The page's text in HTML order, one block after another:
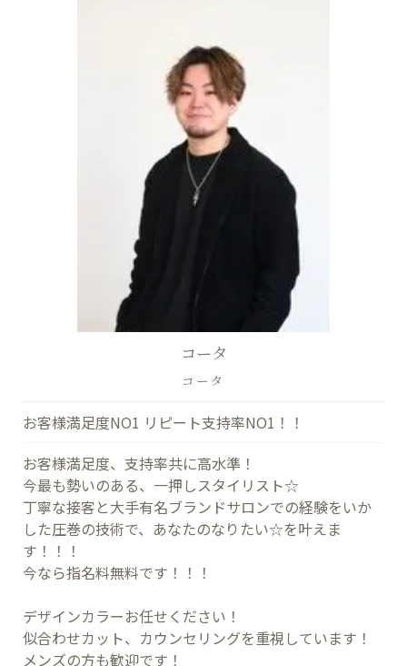
コータ
コータ
お客様満足度NO1 リピート支持率NO1！！
お客様満足度、支持率共に高水準！
今最も勢いのある、一押しスタイリスト☆
丁寧な接客と大手有名ブランドサロンでの経験をいか
した圧巻の技術で、あなたのなりたい☆を叶えま
す！！！
今なら指名料無料です！！！
デザインカラーお任せください！
似合わせカット、カウンセリングを重視しています！
メンズの方も歓迎です！